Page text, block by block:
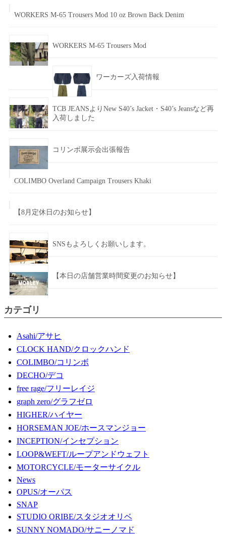
WORKERS M-65 Trousers Mod 10 oz Brown Back Denim
WORKERS M-65 Trousers Mod
ワーカーズ入荷情報
TCB JEANSよりNew S40’s Jacket・S40’s Jeansなど再
入荷しました
コリンボ展示会出張報告
COLIMBO Overland Campaign Trousers Khaki
【8月定休日のお知らせ】
SNSもよろしくお願いします。
【本日の店舗営業時間変更のお知らせ】
カテゴリ
Asahi/アサヒ
CLOCK HAND/クロックハンド
COLIMBO/コリンボ
DECHO/デコ
free rage/フリーレイジ
graph zero/グラフゼロ
HIGHER/ハイヤー
HORSEMAN JOE/ホースマンジョー
INCEPTION/インセプション
LOOP&WEFT/ループアンドウェフト
MOTORCYCLE/モーターサイクル
News
OPUS/オーパス
SNAP
STUDIO ORIBE/スタジオオリベ
SUNNY NOMADO/サニーノマド